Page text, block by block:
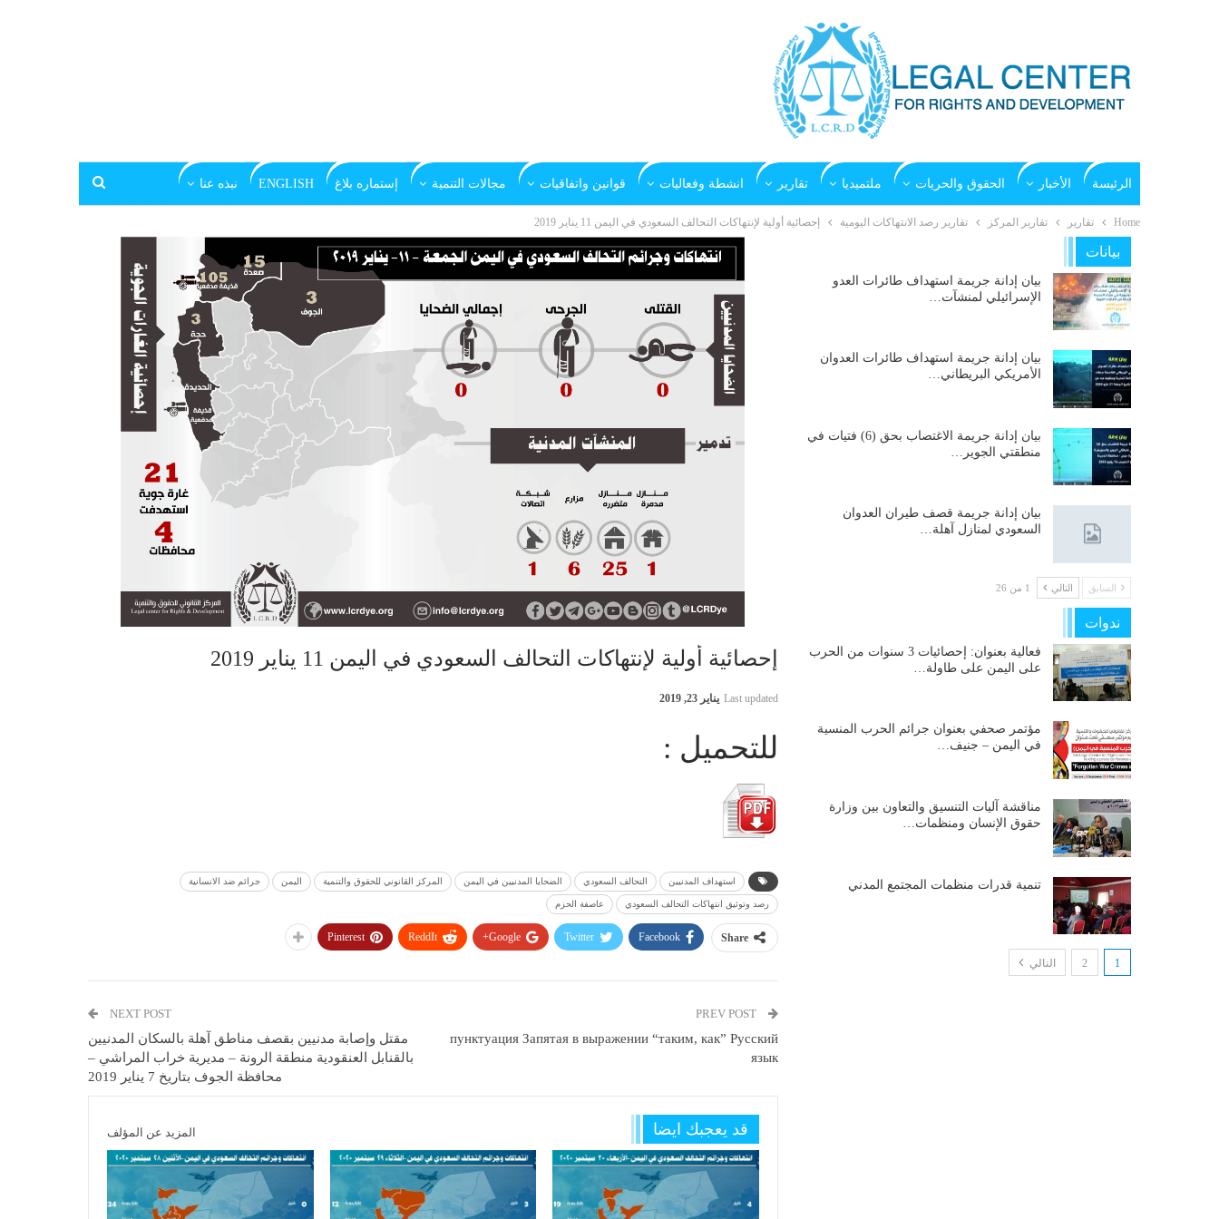
الرئيسة الأخبار الحقوق والحريات ملتميديا تقارير انشطة وفعاليات قوانين واتفاقيات مجالات التنمية إستماره بلاغ ENGLISH نبذه عنا
Home تقارير تقارير المركز تقارير رصد الانتهاكات اليومية إحصائية أولية لإنتهاكات التحالف السعودي في اليمن 11 يناير 2019
إحصائية أولية لإنتهاكات التحالف السعودي في اليمن 11 يناير 2019
Last updated يناير 23, 2019
للتحميل :
استهداف المدنيين التحالف السعودي الضحايا المدنيين في اليمن المركز القانوني للحقوق والتنمية اليمن جرائم ضد الانسانية
رصد وتوثيق انتهاكات التحالف السعودي عاصفة الحزم
Share
Facebook
Twitter
Google+
ReddIt
Pinterest
PREV POST
пунктуация Запятая в выражении “таким, как” Русский
язык
NEXT POST
مقتل وإصابة مدنيين بقصف مناطق آهلة بالسكان المدنيين
بالقنابل العنقودية منطقة الرونة – مديرية خراب المراشي –
محافظة الجوف بتاريخ 7 يناير 2019
قد يعجبك ايضا المزيد عن المؤلف
بيانات
بيان إدانة جريمة استهداف طائرات العدو
الإسرائيلي لمنشآت…
بيان إدانة جريمة استهداف طائرات العدوان
الأمريكي البريطاني…
بيان إدانة جريمة الاغتصاب بحق (6) فتيات في
منطقتي الجوير…
بيان إدانة جريمة قصف طيران العدوان
السعودي لمنازل آهلة…
السابق التالي 1 من 26
ندوات
فعالية بعنوان: إحصائيات 3 سنوات من الحرب
على اليمن على طاولة…
مؤتمر صحفي بعنوان جرائم الحرب المنسية
في اليمن – جنيف…
مناقشة آليات التنسيق والتعاون بين وزارة
حقوق الإنسان ومنظمات…
تنمية قدرات منظمات المجتمع المدني
1
2 التالي